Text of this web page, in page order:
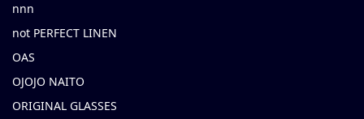
nnn
not PERFECT LINEN
OAS
OJOJO NAITO
ORIGINAL GLASSES